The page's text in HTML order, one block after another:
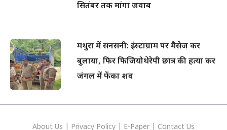
सितंबर तक मांगा जवाब
मथुरा में सनसनी: इंस्टाग्राम पर मैसेज कर
बुलाया, फिर फिजियोथेरेपी छात्र की हत्या कर
जंगल में फेंका शव
About Us Privacy Policy E-Paper Contact Us